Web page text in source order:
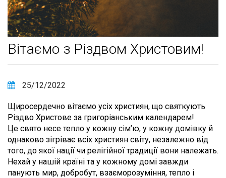
Вітаємо з Різдвом Христовим!
25/12/2022
Щиросердечно вітаємо усіх християн, що святкують
Різдво Христове за григоріанським календарем!
Це свято несе тепло у кожну сім’ю, у кожну домівку й
однаково зігріває всіх християн світу, незалежно від
того, до якої нації чи релігійної традиції вони належать.
Нехай у нашій країні та у кожному домі завжди
панують мир, добробут, взаєморозуміння, тепло і